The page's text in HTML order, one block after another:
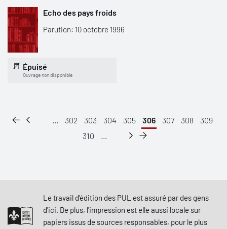
Echo des pays froids
Parution: 10 octobre 1996
Épuisé
Ouvrage non disponible
... 302 303 304 305 306 307 308
309
310
...
Le travail d'édition des PUL est assuré par des gens
d'ici. De plus, l'impression est elle aussi locale sur
papiers issus de sources responsables, pour le plus